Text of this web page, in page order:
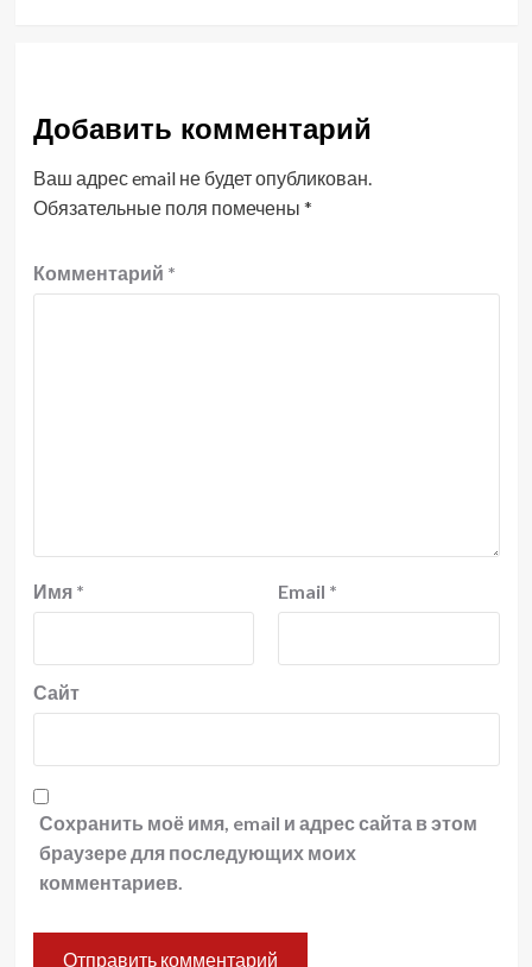
Добавить комментарий
Ваш адрес email не будет опубликован.
Обязательные поля помечены *
Комментарий *
Имя * Email *
Сайт
Сохранить моё имя, email и адрес сайта в этом
браузере для последующих моих
комментариев.